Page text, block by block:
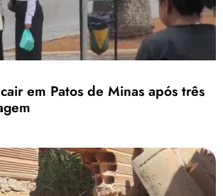
em Patos de Minas após três